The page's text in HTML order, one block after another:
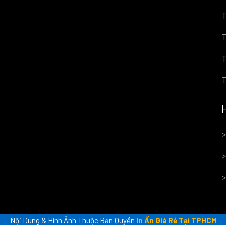
Nội Dung & Hình Ảnh Thuộc Bản Quyền In Ấn Giá Rẻ Tại TPHCM